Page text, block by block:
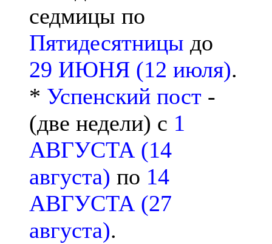
седмицы по
Пятидесятницы до
29 ИЮНЯ (12 июля).
* Успенский пост -
(две недели) с 1
АВГУСТА (14
августа) по 14
АВГУСТА (27
августа).